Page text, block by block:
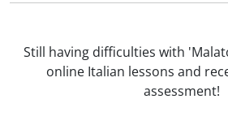
Still having difficulties with
online Italian lessons and
assessment!